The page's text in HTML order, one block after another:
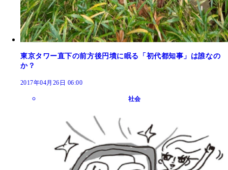
東京タワー直下の前方後円墳に眠る「初代都知事」は誰なの
か？
2017年04月26日 06:00
社会